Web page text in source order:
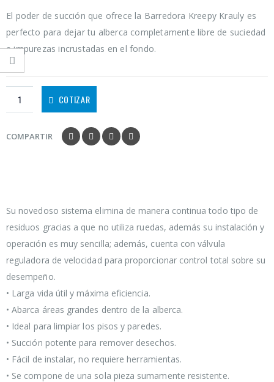
El poder de succión que ofrece la Barredora Kreepy Krauly es
perfecto para dejar tu alberca completamente libre de suciedad
e impurezas incrustadas en el fondo.
COTIZAR
COMPARTIR
Su novedoso sistema elimina de manera continua todo tipo de
residuos gracias a que no utiliza ruedas, además su instalación y
operación es muy sencilla; además, cuenta con válvula
reguladora de velocidad para proporcionar control total sobre su
desempeño.
• Larga vida útil y máxima eficiencia.
• Abarca áreas grandes dentro de la alberca.
• Ideal para limpiar los pisos y paredes.
• Succión potente para remover desechos.
• Fácil de instalar, no requiere herramientas.
• Se compone de una sola pieza sumamente resistente.